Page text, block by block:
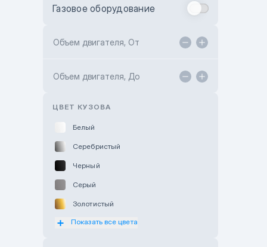
Toyota Kokshetau
Hyundai ShymCity
Газовое оборудование
Объем двигателя, От
Объем двигателя, До
ЦВЕТ КУЗОВА
Белый
Серебристый
Черный
Серый
Золотистый
Оранжевый
Показать все цвета